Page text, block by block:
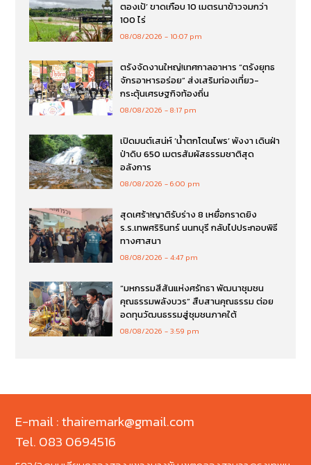
ตองเป้’ ขาดเกือบ 10 เมตรนาข้าวจมกว่า
100 ไร่
08/08/2026 10:07 pm
ตรังจัดงานใหญ่!เทศกาลอาหาร “ตรังยุทธ
จักรอาหารอร่อย” ส่งเสริมท่องเที่ยว-
กระตุ้นเศรษฐกิจท้องถิ่น
08/08/2026 8:17 pm
เปิดมนต์เสน่ห์ ‘น้ำตกโตนไพร’ พังงา เดินฝ่า
ป่าดิบ 650 เมตรสัมผัสธรรมชาติสุด
อลังการ
08/08/2026 6:00 pm
สุดเศร้า!ญาติรับร่าง 8 เหยื่อกราดยิง
ร.ร.เทพศริรินทร์ นนทบุรี กลับไปประกอบพิธี
ทางศาสนา
08/08/2026 4:47 pm
“มหกรรมสีสันแห่งศรัทธา พัฒนาชุมชน
คุณธรรมพลังบวร” สืบสานคุณธรรม ต่อย
อดทุนวัฒนธรรมสู่ชุมชนภาคใต้
08/08/2026 3:59 pm
E-mail : thairemark@gmail.com
Tel. 083 0694516